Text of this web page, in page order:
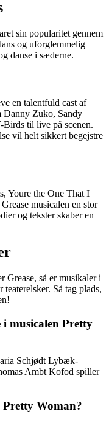
sin popularitet gennem
og uforglemmelig
danse i sæderne.
en talentfuld cast af
Danny Zuko, Sandy
Birds til live på scenen.
vil helt sikkert begejstre
Youre the One That I
musicalen en stor
og tekster skaber en
Grease, så er musikaler i
Så tag plads,
musicalen Pretty
Schjødt Lybæk-
Ambt Kofod spiller
Woman?